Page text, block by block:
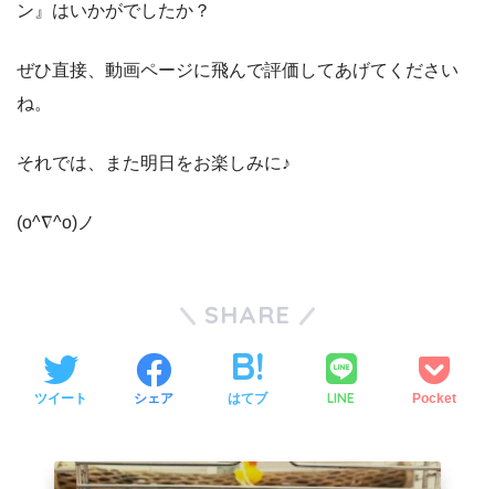
ン』はいかがでしたか？
ぜひ直接、動画ページに飛んで評価してあげてください
ね。
それでは、また明日をお楽しみに♪
(o^∇^o)ノ
SHARE
ツイート シェア はてブ LINE Pocket